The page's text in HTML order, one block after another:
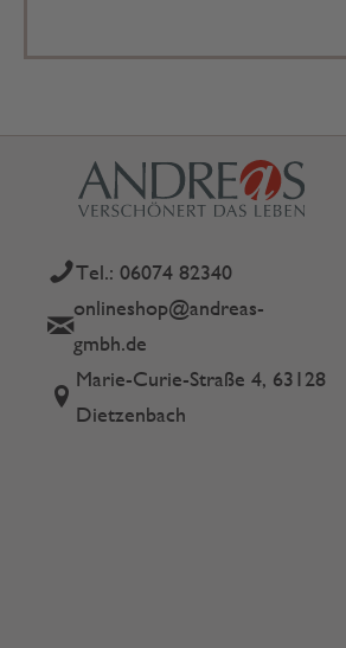
Tel.: 06074 82340
onlineshop@andreas-
gmbh.de
Marie-Curie-Straße 4, 63128
Dietzenbach